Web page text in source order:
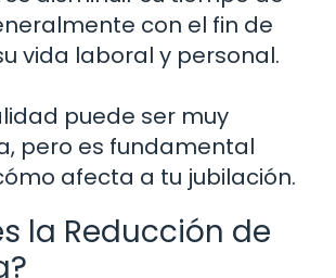
con el fin de
vida laboral y personal.
puede ser muy
pero es fundamental
afecta a tu jubilación.
la Reducción de